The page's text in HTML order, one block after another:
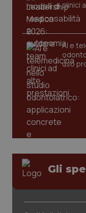
clinici
AI e
uso
Gli